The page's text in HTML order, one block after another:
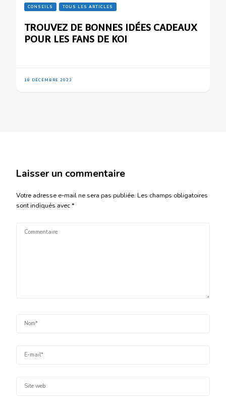
CONSEILS TOUS LES ARTICLES
TROUVEZ DE BONNES IDÉES CADEAUX
POUR LES FANS DE KOI
18 DÉCEMBRE 2023
Laisser un commentaire
Votre adresse e-mail ne sera pas publiée. Les champs obligatoires
sont indiqués avec*